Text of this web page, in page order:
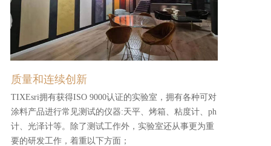
质量和连续创新
TIXEsri拥有获得ISO 9000认证的实验室，拥有各种可对
涂料产品进行常见测试的仪器:天平、烤箱、粘度计、ph
计、光泽计等。除了测试工作外，实验室还从事更为重
要的研发工作，着重以下方面；